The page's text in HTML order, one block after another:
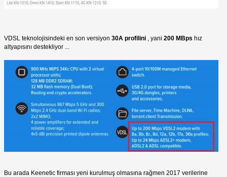
VDSL teknolojisindeki en son versiyon 30A profilini , yani 200 MBps hız
altyapısını destekliyor ...
Bu arada Keenetic firması yeni kurulmuş olmasına rağmen 2017 verilerine